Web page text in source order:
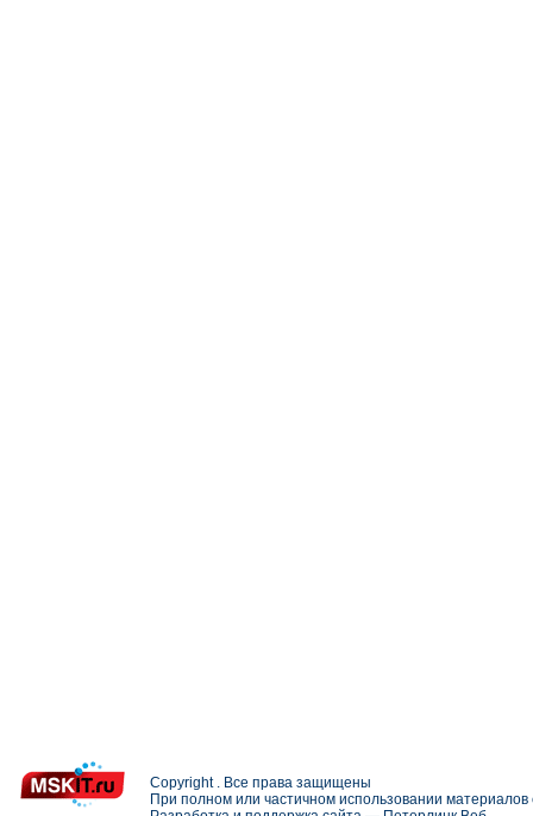
Copyright . Все права защищены
При полном или частичном использовании